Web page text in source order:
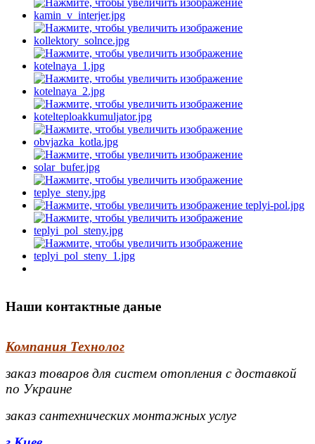
Наши контактные даные
Компания Технолог
заказ товаров для систем отопления с доставкой
по Украине
заказ сантехнических монтажных услуг